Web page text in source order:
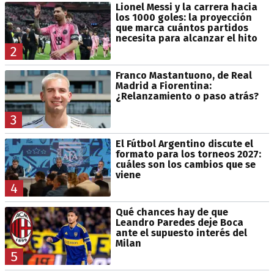
2
Lionel Messi y la carrera hacia
los 1000 goles: la proyección
que marca cuántos partidos
necesita para alcanzar el hito
3
Franco Mastantuono, de Real
Madrid a Fiorentina:
¿Relanzamiento o paso atrás?
4
El Fútbol Argentino discute el
formato para los torneos 2027:
cuáles son los cambios que se
viene
5
Qué chances hay de que
Leandro Paredes deje Boca
ante el supuesto interés del
Milan